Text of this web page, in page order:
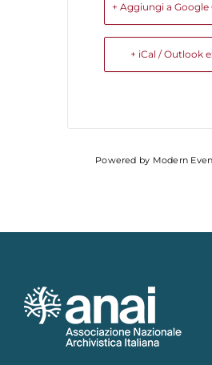
+ Aggiungi a Google
+ iCal / Outlook
Powered by Modern